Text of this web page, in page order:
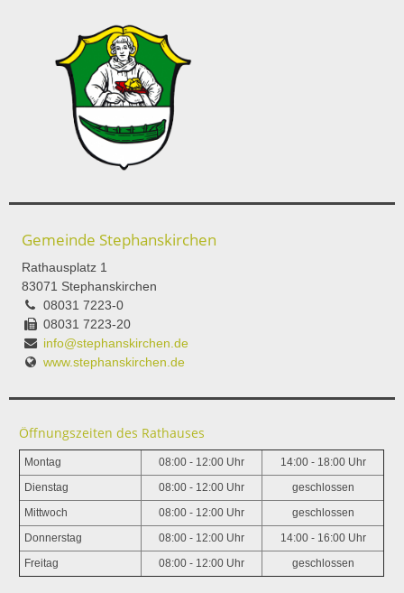
Gemeinde Stephanskirchen
Rathausplatz 1
83071 Stephanskirchen
08031 7223-0
08031 7223-20
info@stephanskirchen.de
www.stephanskirchen.de
Öffnungszeiten des Rathauses
Montag 08:00 - 12:00 Uhr 14:00 - 18:00 Uhr
Dienstag 08:00 - 12:00 Uhr geschlossen
Mittwoch 08:00 - 12:00 Uhr geschlossen
Donnerstag 08:00 - 12:00 Uhr 14:00 - 16:00 Uhr
Freitag 08:00 - 12:00 Uhr geschlossen